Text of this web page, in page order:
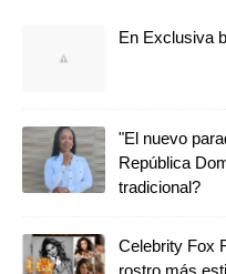
En Exclusiva
"El nuevo
República
tradicional?
Celebrity Fox
rostro más